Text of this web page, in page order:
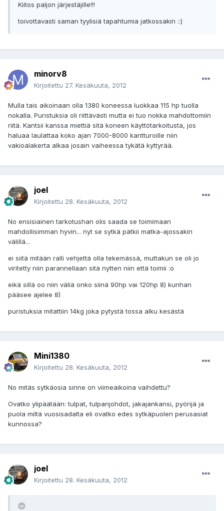
Kiitos paljon järjestäjille!!!
toivottavasti saman tyylisiä tapahtumia jatkossakin ::)
minorv8
Kirjoitettu 27. Kesäkuuta, 2012
Mulla tais aikoinaan olla 1380 koneessa luokkaa 115 hp tuolla
nokalla. Puristuksia oli riittävästi mutta ei tuo nokka mahdottomiin
riitä. Kantsii kanssa miettiä sitä koneen käyttötarkoitusta, jos
haluaa laulattaa koko ajan 7000-8000 kantturoille niin
vakioalakerta alkaa josain vaiheessa tykätä kyttyrää.
joel
Kirjoitettu 28. Kesäkuuta, 2012
No ensisiainen tarkotushan olis saada se toimimaan
mahdollisimman hyvin... nyt se sytkä pätkii matka-ajossakin
välillä...
ei siitä mitään ralli vehjettä olla tekemässä, muttakun se oli jo
viritetty niin parannellaan sitä nytten niin että toimii :o
eikä sillä oo niin väliä onko siinä 90hp vai 120hp 8) kunhan
pääsee ajelee 8)
puristuksia mitattiin 14kg joka pytystä tossa alku kesästä
Mini1380
Kirjoitettu 28. Kesäkuuta, 2012
No mitäs sytkäosia sinne on viimeaikoina vaihdettu?
Ovatko ylipäätään: tulpat, tulpanjohdot, jakajankansi, pyörijä ja
puola miltä vuosisadalta eli ovatko edes sytkäpuolen perusasiat
kunnossa?
joel
Kirjoitettu 28. Kesäkuuta, 2012